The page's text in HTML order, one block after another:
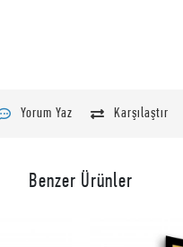
Yorum Yaz Karşılaştır
Benzer Ürünler